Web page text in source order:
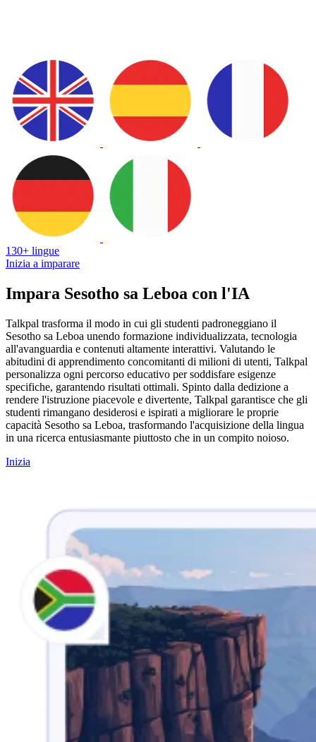
130+ lingue
Inizia a imparare
Impara Sesotho sa Leboa con l'IA
Talkpal trasforma il modo in cui gli studenti padroneggiano il
Sesotho sa Leboa unendo formazione individualizzata, tecnologia
all'avanguardia e contenuti altamente interattivi. Valutando le
abitudini di apprendimento concomitanti di milioni di utenti, Talkpal
personalizza ogni percorso educativo per soddisfare esigenze
specifiche, garantendo risultati ottimali. Spinto dalla dedizione a
rendere l'istruzione piacevole e divertente, Talkpal garantisce che gli
studenti rimangano desiderosi e ispirati a migliorare le proprie
capacità Sesotho sa Leboa, trasformando l'acquisizione della lingua
in una ricerca entusiasmante piuttosto che in un compito noioso.
Inizia